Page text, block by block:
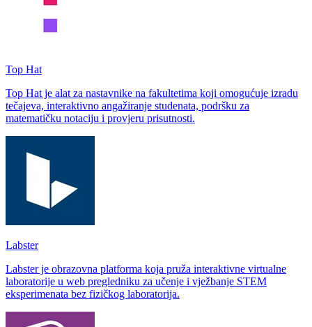
Top Hat
Top Hat je alat za nastavnike na fakultetima koji omogućuje izradu
tečajeva, interaktivno angažiranje studenata, podršku za
matematičku notaciju i provjeru prisutnosti.
Labster
Labster je obrazovna platforma koja pruža interaktivne virtualne
laboratorije u web pregledniku za učenje i vježbanje STEM
eksperimenata bez fizičkog laboratorija.